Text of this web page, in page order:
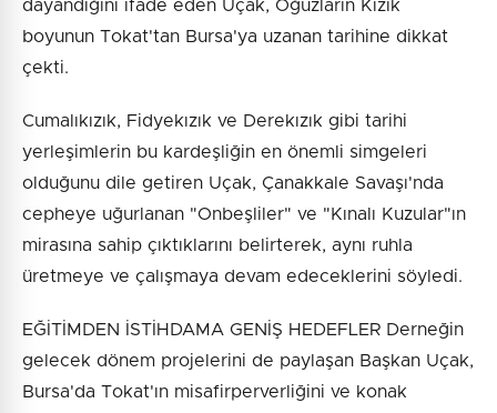
dayandığını ifade eden Uçak, Oğuzların Kızık
boyunun Tokat'tan Bursa'ya uzanan tarihine dikkat
çekti.
Cumalıkızık, Fidyekızık ve Derekızık gibi tarihi
yerleşimlerin bu kardeşliğin en önemli simgeleri
olduğunu dile getiren Uçak, Çanakkale Savaşı'nda
cepheye uğurlanan "Onbeşliler" ve "Kınalı Kuzular"ın
mirasına sahip çıktıklarını belirterek, aynı ruhla
üretmeye ve çalışmaya devam edeceklerini söyledi.
EĞİTİMDEN İSTİHDAMA GENİŞ HEDEFLER Derneğin
gelecek dönem projelerini de paylaşan Başkan Uçak,
Bursa'da Tokat'ın misafirperverliğini ve konak